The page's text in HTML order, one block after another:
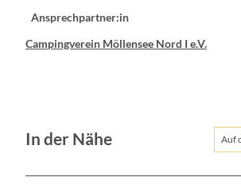
Ansprechpartner:in
Campingverein Möllensee Nord I e.V.
In der Nähe Auf